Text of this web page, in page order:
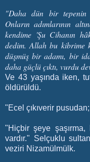
"Daha dün bir tepenin
Onların adımlarının
kendime 'Şu Cihanın
dedim. Allah bu kibrime
düşmüş bir adamı, bir
daha güçlü çıktı, vurdu
Ve 43 yaşında iken,
öldürüldü.
"Ecel çıkıverir
"Hiçbir şeye
vardır." Selçuklu
veziri Nizamülmülk.